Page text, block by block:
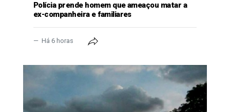
Polícia prende homem que ameaçou matar a
ex-companheira e familiares
Há 6 horas